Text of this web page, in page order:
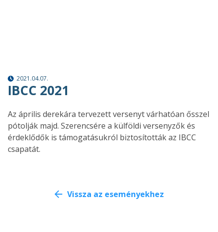
2021.04.07.
IBCC 2021
Az április derekára tervezett versenyt várhatóan ősszel
pótolják majd. Szerencsére a külföldi versenyzők és
érdeklődők is támogatásukról biztosították az IBCC
csapatát.
Vissza az eseményekhez